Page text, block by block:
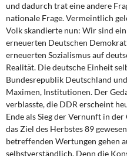
und dadurch trat eine andere
nationale Frage. Vermeintlich
Volk skandierte nun: Wir sind
erneuerten Deutschen
erneuerten Sozialismus auf
Realität. Die deutsche Einheit
Bundesrepublik Deutschland
Maximen, Institutionen. Der
verblasste, die DDR erscheint
Ende als Sieg der Vernunft in der
das Ziel des Herbstes 89
betreffenden Wertungen gehen
selbstverständlich. Denn die